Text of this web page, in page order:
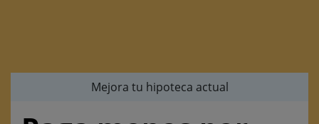
Mejora tu hipoteca actual